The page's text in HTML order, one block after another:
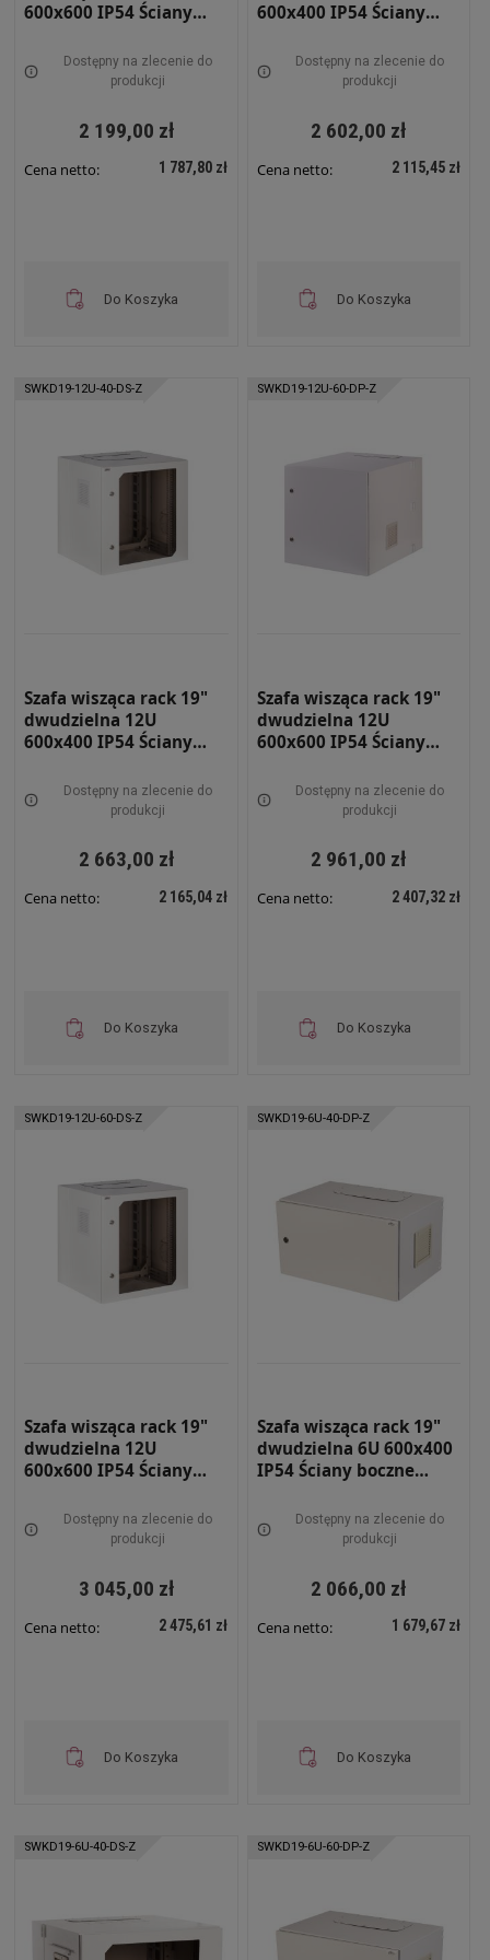
600x600 IP54 Ściany
pełne Wewnętrzna RAL
7035 szara SWKD19-9U-
Dostępny na zlecenie do
produkcji
2 199,00 zł
Cena netto: 1 787,80 zł
Do Koszyka
600x400 IP54 Ściany
pełne Zewnętrzna RAL
7035 szara SWKD19-12U-
Dostępny na zlecenie do
produkcji
2 602,00 zł
Cena netto: 2 115,45 zł
Do Koszyka
SWKD19-12U-40-DS-Z
Szafa wisząca rack 19"
dwudzielna 12U
600x400 IP54 Ściany
szybą Zewnętrzna RAL
7035 szara SWKD19-12U-
Dostępny na zlecenie do
produkcji
2 663,00 zł
Cena netto: 2 165,04 zł
Do Koszyka
SWKD19-12U-60-DP-Z
Szafa wisząca rack 19"
dwudzielna 12U
600x600 IP54 Ściany
pełne Zewnętrzna RAL
7035 szara SWKD19-12U-
Dostępny na zlecenie do
produkcji
2 961,00 zł
Cena netto: 2 407,32 zł
Do Koszyka
SWKD19-12U-60-DS-Z
Szafa wisząca rack 19"
dwudzielna 12U
600x600 IP54 Ściany
szybą Zewnętrzna RAL
7035 szara SWKD19-12U-
Dostępny na zlecenie do
produkcji
3 045,00 zł
Cena netto: 2 475,61 zł
Do Koszyka
SWKD19-6U-40-DP-Z
Szafa wisząca rack 19"
dwudzielna 6U 600x400
IP54 Ściany boczne
Zewnętrzna RAL 7035
szara SWKD19-6U-40-DP-
Dostępny na zlecenie do
produkcji
2 066,00 zł
Cena netto: 1 679,67 zł
Do Koszyka
SWKD19-6U-40-DS-Z SWKD19-6U-60-DP-Z